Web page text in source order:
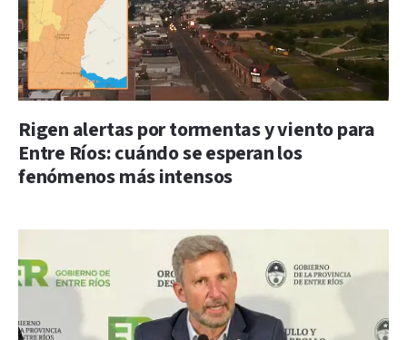
Rigen alertas por tormentas y viento para
Entre Ríos: cuándo se esperan los
fenómenos más intensos